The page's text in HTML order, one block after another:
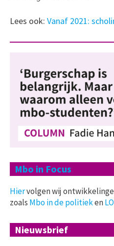
Lees ook: Vanaf 2021:
Mbo in Focus
Hiervolgen wij
zoals Mbo in de politieken
Nieuwsbrief